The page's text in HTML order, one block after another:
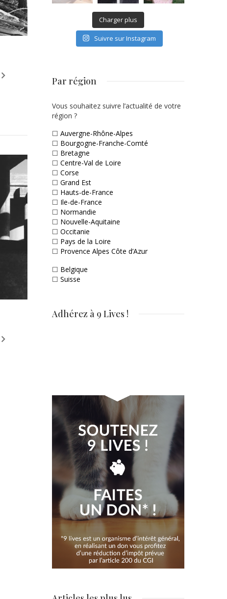
Charger plus
Suivre sur Instagram
Par région
Vous souhaitez suivre l’actualité de votre
région ?
☐ Auvergne-Rhône-Alpes
☐ Bourgogne-Franche-Comté
☐ Bretagne
☐ Centre-Val de Loire
☐ Corse
☐ Grand Est
☐ Hauts-de-France
☐ Ile-de-France
☐ Normandie
☐ Nouvelle-Aquitaine
☐ Occitanie
☐ Pays de la Loire
☐ Provence Alpes Côte d’Azur
☐ Belgique
☐ Suisse
Adhérez à 9 Lives !